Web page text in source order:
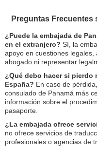
Preguntas Frecuentes
¿Puede la embajada de
en el extranjero? Sí, la
apoyo en cuestiones
abogado ni representar
¿Qué debo hacer si pierdo
España? En caso de
consulado de Panamá más
información sobre el
pasaporte.
¿La embajada ofrece
no ofrece servicios de
profesionales o agencias de